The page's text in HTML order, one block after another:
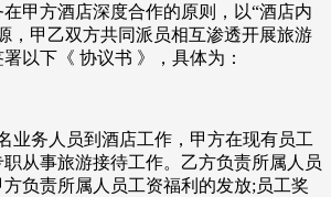
甲方酒店深度合作的原则，以“酒店内
，甲乙双方共同派员相互渗透开展旅游
以下《 协议书 》，具体为：
业务人员到酒店工作，甲方在现有员工
从事旅游接待工作。乙方负责所属人员
负责所属人员工资福利的发放;员工奖